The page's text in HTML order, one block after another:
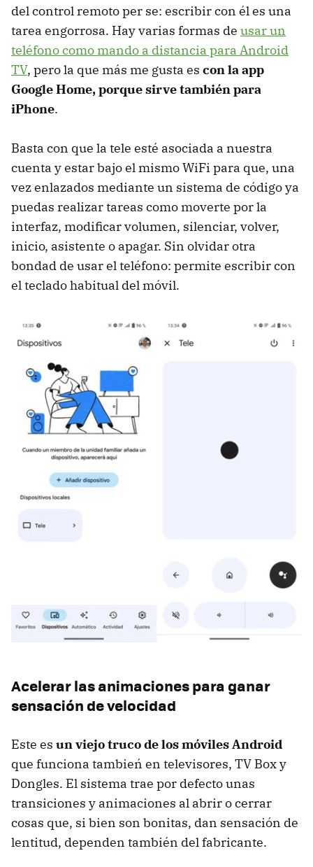
del control remoto per se: escribir con él es una
tarea engorrosa. Hay varias formas de usarun
teléfono como mando a distancia para Android
TV, pero la que más me gusta es con la app
Google Home, porque sirve también para
iPhone.
Basta con que la tele esté asociada a nuestra
cuenta y estar bajo el mismo WiFi para que, una
vez enlazados mediante un sistema de código ya
puedas realizar tareas como moverte por la
interfaz, modificar volumen, silenciar, volver,
inicio, asistente o apagar. Sin olvidar otra
bondad de usar el teléfono: permite escribir con
el teclado habitual del móvil.
Acelerar las animaciones para ganar
sensación de velocidad
Este es un viejo truco de los móviles Android
que funciona tambień en televisores, TV Box y
Dongles. El sistema trae por defecto unas
transiciones y animaciones al abrir o cerrar
cosas que, si bien son bonitas, dan sensación de
lentitud, dependen también del fabricante.